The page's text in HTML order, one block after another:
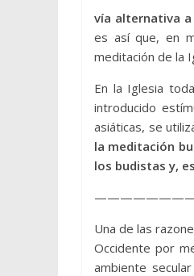
vía alternativa
es así que, en
meditación de la
En la Iglesia
introducido
asiáticas, se
la meditación
los budistas y,
Una de las
Occidente por
ambiente